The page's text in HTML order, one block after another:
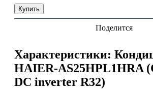
Купить
Поделится
Характеристики:
HAIER-AS25HPL1HRA
DC inverter R32)